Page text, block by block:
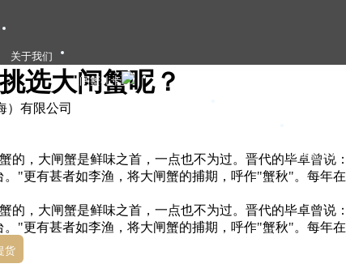
选大闸蟹呢？
）有限公司
的，大闸蟹是鲜味之首，一点也不为过。晋代的毕卓曾
"更有甚者如李渔，将大闸蟹的捕期，呼作"蟹秋"。每年
的，大闸蟹是鲜味之首，一点也不为过。晋代的毕卓曾
"更有甚者如李渔，将大闸蟹的捕期，呼作"蟹秋"。每年
关于我们
大闸蟹礼卡
大闸蟹资讯
货